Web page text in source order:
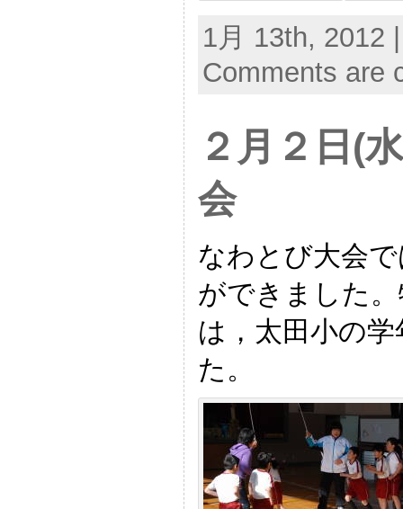
1月 13th, 2012
Comments are
２月２日(
会
なわとび大会
ができました
は，太田小の
た。